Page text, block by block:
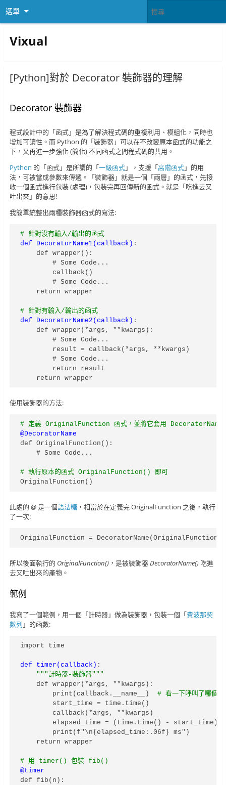
選單
Vixual
[Python]對於 Decorator 裝飾器的理解
Decorator 裝飾器
程式設計中的「函式」是為了解決程式碼的重複利用、模組化，同時也
增加可讀性。而 Python 的「裝飾器」可以在不改變原本函式的功能之
下，又再進一步強化 (簡化) 不同函式之間程式碼的共用。
Python 的「函式」是所謂的「一級函式」，支援「高階函式」的用
法，可被當成參數來傳遞。「裝飾器」就是一個「兩層」的函式，先接
收一個函式進行包裝 (處理)，包裝完再回傳新的函式。就是「吃進去又
吐出來」的意思!
我簡單統整出兩種裝飾器函式的寫法:
# 針對沒有輸入/輸出的函式
def DecoratorName1(callback) :
    def wrapper():
        # Some Code...
        callback()
        # Some Code...
    return wrapper
# 針對有輸入/輸出的函式
def DecoratorName2(callback) :
    def wrapper(*args, **kwargs):
        # Some Code...
        result = callback(*args, **kwargs)
        # Some Code...
        return result
    return wrapper
使用裝飾器的方法:
# 定義 OriginalFunction 函式，並將它套用 DecoratorName
@DecoratorName
def OriginalFunction():
    # Some Code...
# 執行原本的函式 OriginalFunction() 即可
OriginalFunction()
此處的 @是一個語法糖，相當於在定義完 OriginalFunction 之後，執行
了一次:
OriginalFunction = DecoratorName(OriginalFunction)
所以後面執行的 OriginalFunction()，是被裝飾器DecoratorName()吃進
去又吐出來的產物。
範例
我寫了一個範例，用一個「計時器」做為裝飾器，包裝一個「費波那契
數列 」的函數:
import time
def timer(callback) :
"""計時器-裝飾器"""
    def wrapper(*args, **kwargs):
        print(callback.__name__)
# 看一下呼叫了哪個函
        start_time = time.time()
        callback(*args, **kwargs)
elapsed_time = (time.time() - start_time)
        print(f"\n{elapsed_time:.06f} ms")
    return wrapper
# 用 timer() 包裝 fib()
@timer
def fib(n):